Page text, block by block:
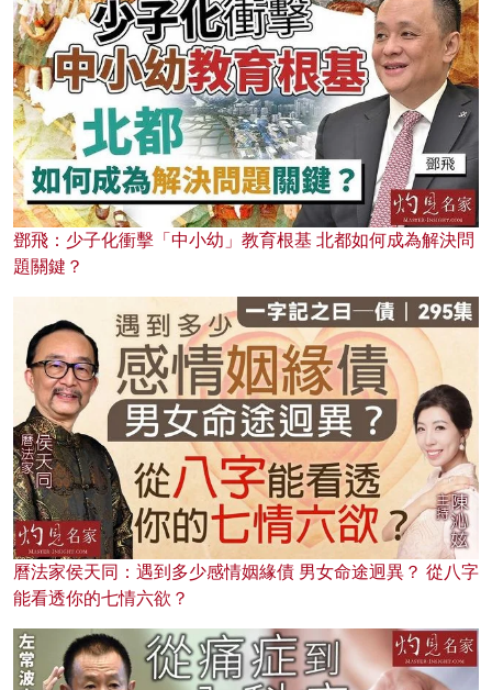
鄧飛：少子化衝擊「中小幼」教育根基 北都如何成為解決問
題關鍵？
曆法家侯天同：遇到多少感情姻緣債 男女命途迥異？ 從八字
能看透你的七情六欲？